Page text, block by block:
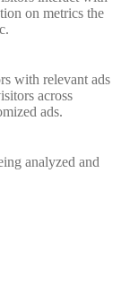
on metrics the
with relevant ads
across
ads.
analyzed and